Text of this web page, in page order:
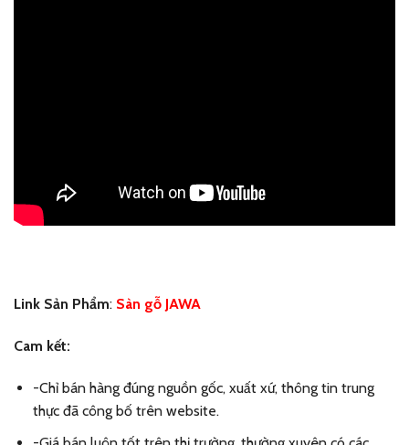
Link Sản Phẩm: Sàn gỗ JAWA
Cam kết:
-Chỉ bán hàng đúng nguồn gốc, xuất xứ, thông tin trung
thực đã công bố trên website.